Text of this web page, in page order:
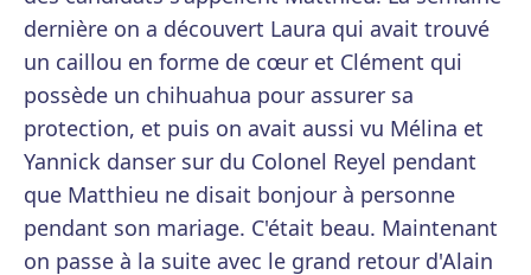
dernière on a découvert Laura qui avait trouvé
un caillou en forme de cœur et Clément qui
possède un chihuahua pour assurer sa
protection, et puis on avait aussi vu Mélina et
Yannick danser sur du Colonel Reyel pendant
que Matthieu ne disait bonjour à personne
pendant son mariage. C'était beau. Maintenant
on passe à la suite avec le grand retour d'Alain